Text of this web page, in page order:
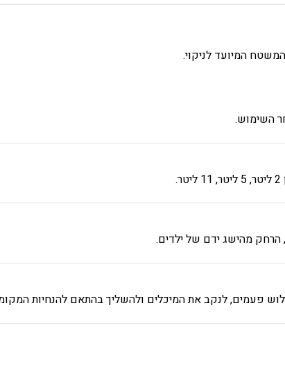
המיועד לניקוי.
השימוש.
הרחק מהישג ידם של ילדים.
פעמים, לנקב את המיכלים ולהשליך בהתאם להנחיות